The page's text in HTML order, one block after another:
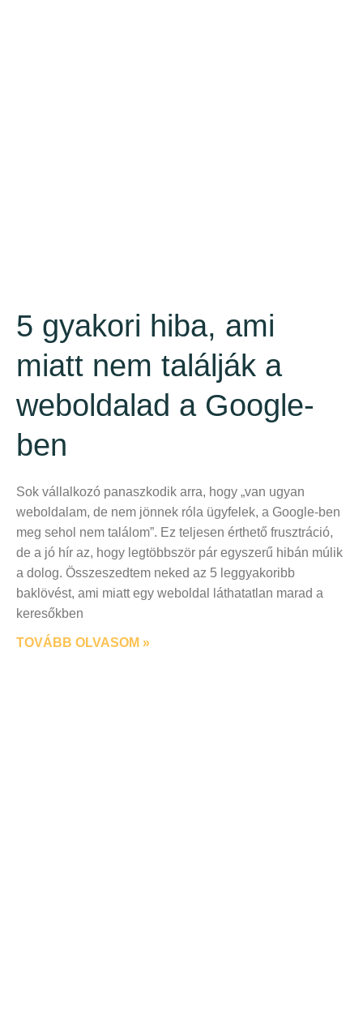
5 gyakori hiba, ami
miatt nem találják a
weboldalad a Google-
ben
Sok vállalkozó panaszkodik arra, hogy „van ugyan
weboldalam, de nem jönnek róla ügyfelek, a Google-ben
meg sehol nem találom”. Ez teljesen érthető frusztráció,
de a jó hír az, hogy legtöbbször pár egyszerű hibán múlik
a dolog. Összeszedtem neked az 5 leggyakoribb
baklövést, ami miatt egy weboldal láthatatlan marad a
keresőkben
TOVÁBB OLVASOM »